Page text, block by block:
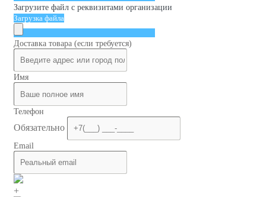
Загрузите файл с реквизитами организации
Загрузка файла
Доставка товара (если требуется)
Имя
Телефон
Обязательно
Email
+